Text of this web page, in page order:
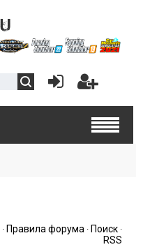
· Правила форума · Поиск ·
RSS